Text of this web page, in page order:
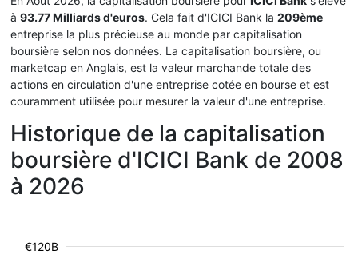
à 93.77 Milliards d'euros. Cela fait d'ICICI Bank la 209ème
entreprise la plus précieuse au monde par capitalisation
boursière selon nos données. La capitalisation boursière, ou
marketcap en Anglais, est la valeur marchande totale des
actions en circulation d'une entreprise cotée en bourse et est
couramment utilisée pour mesurer la valeur d'une entreprise.
Historique de la capitalisation
boursière d'ICICI Bank de 2008
à 2026
€120B